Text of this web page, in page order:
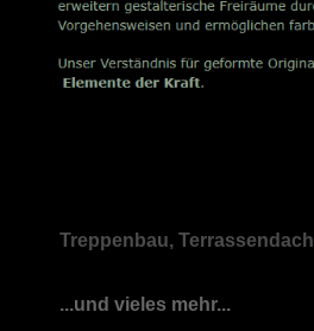
Treppenbau, Terrassendach
...und vieles mehr...